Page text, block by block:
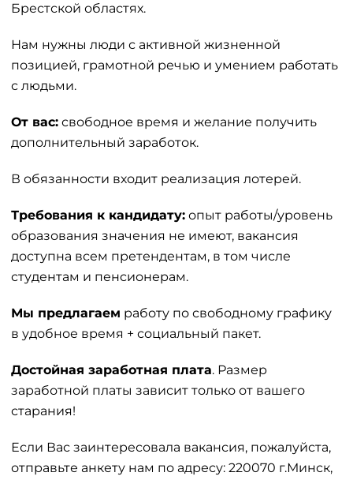
Брестской областях.
Нам нужны люди с активной жизненной
позицией, грамотной речью и умением работать
с людьми.
От вас: свободное время и желание получить
дополнительный заработок.
В обязанности входит реализация лотерей.
Требования к кандидату: опыт работы/уровень
образования значения не имеют, вакансия
доступна всем претендентам, в том числе
студентам и пенсионерам.
Мы предлагаем работу по свободному графику
в удобное время + социальный пакет.
Достойная заработная плата. Размер
заработной платы зависит только от вашего
старания!
Если Вас заинтересовала вакансия, пожалуйста,
отправьте анкету нам по адресу: 220070 г.Минск,